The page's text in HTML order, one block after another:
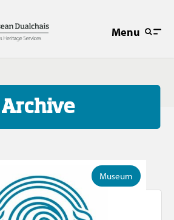
Menu
Archive
Museum